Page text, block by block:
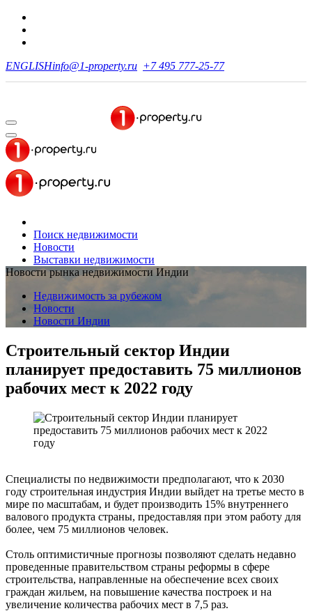
ENGLISHinfo@1-property.ru +7 495 777-25-77
Поиск недвижимости
Новости
Выставки недвижимости
Новости рынка недвижимости Индии
Недвижимость за рубежом
Новости
Новости Индии
Строительный сектор Индии
планирует предоставить 75 миллионов
рабочих мест к 2022 году
Специалисты по недвижимости предполагают, что к 2030
году строительная индустрия Индии выйдет на третье место в
мире по масштабам, и будет производить 15% внутреннего
валового продукта страны, предоставляя при этом работу для
более, чем 75 миллионов человек.
Столь оптимистичные прогнозы позволяют сделать недавно
проведенные правительством страны реформы в сфере
строительства, направленные на обеспечение всех своих
граждан жильем, на повышение качества построек и на
увеличение количества рабочих мест в 7,5 раз.